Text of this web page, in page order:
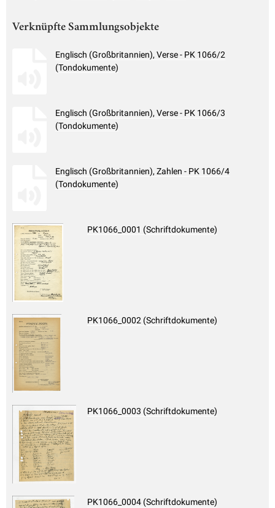
Verknüpfte Sammlungsobjekte
Englisch (Großbritannien), Verse - PK 1066/2
(Tondokumente)
Englisch (Großbritannien), Verse - PK 1066/3
(Tondokumente)
Englisch (Großbritannien), Zahlen - PK 1066/4
(Tondokumente)
PK1066_0001 (Schriftdokumente)
PK1066_0002 (Schriftdokumente)
PK1066_0003 (Schriftdokumente)
PK1066_0004 (Schriftdokumente)